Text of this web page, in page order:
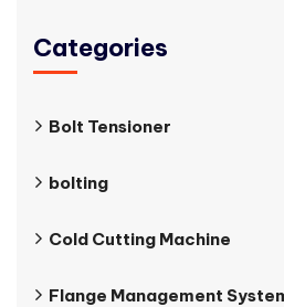
Categories
Bolt Tensioner
bolting
Cold Cutting Machine
Flange Management